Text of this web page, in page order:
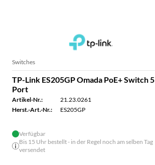
Switches
TP-Link ES205GP Omada PoE+ Switch 5
Port
Artikel-Nr.:
21.23.0261
Herst.-Art.-Nr.:
ES205GP
Verfügbar
Bis 15 Uhr bestellt - in der Regel noch am selben Tag
versendet